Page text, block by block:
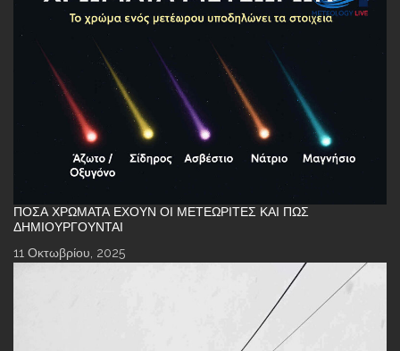
ΠΌΣΑ ΧΡΏΜΑΤΑ ΈΧΟΥΝ ΟΙ ΜΕΤΕΩΡΊΤΕΣ ΚΑΙ ΠΏΣ
ΔΗΜΙΟΥΡΓΟΎΝΤΑΙ
11 Οκτωβρίου, 2025